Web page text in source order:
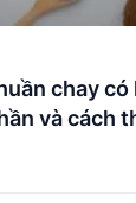
chay có
và cách